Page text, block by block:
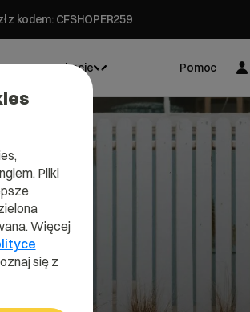
kodem: CFSHOPER259
Inspiracje Pomoc
Pliki
Więcej
się z